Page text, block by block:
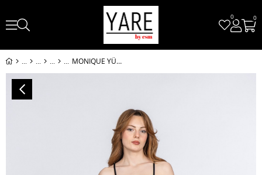
0
0
MONIQUE YÜKSEK BEL PANTOLON